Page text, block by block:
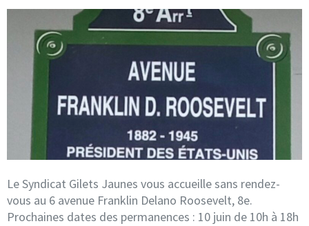
Le Syndicat Gilets Jaunes vous accueille sans rendez-
vous au 6 avenue Franklin Delano Roosevelt, 8e.
Prochaines dates des permanences : 10 juin de 10h à 18h